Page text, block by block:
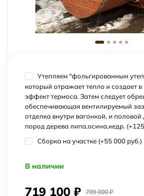
Утепляем "фольгированным
который отражает тепло и создает
эффект термоса. Затем следует
обеспечивающая вентилируемый
отделка внутри вагонкой, и половой
пород дерева липа,осина,кедр. (+
Сборка на участке (+55 000 руб.)
В наличии
719 100 ₽ 799 000₽